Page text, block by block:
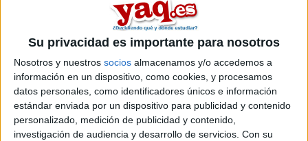
Su privacidad es importante para nosotros
Nosotros y nuestros socios almacenamos y/o accedemos a
información en un dispositivo, como cookies, y procesamos
datos personales, como identificadores únicos e información
estándar enviada por un dispositivo para publicidad y contenido
personalizado, medición de publicidad y contenido,
investigación de audiencia y desarrollo de servicios. Con su
Grado en Bioinformática y
Datos Masivos (Becas
Barcia Goyanes)
Impartido en:
Facultad de Medicina
Estudio:
Biotecnología